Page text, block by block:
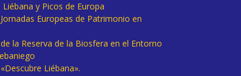
Liébana y Picos de Europa
Europeas de Patrimonio en
la Reserva de la Biosfera en el Entorno
Liébana».